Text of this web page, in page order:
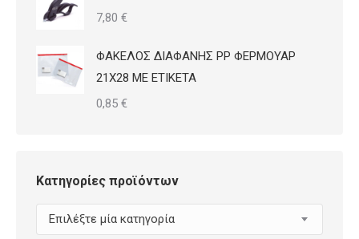
7,80 €
ΦΑΚΕΛΟΣ ΔΙΑΦΑΝΗΣ PP ΦΕΡΜΟΥΑΡ
21Χ28 ΜΕ ΕΤΙΚΕΤΑ
0,85 €
Κατηγορίες προϊόντων
Επιλέξτε μία κατηγορία